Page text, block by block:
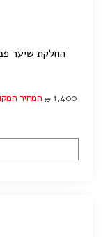
החלקת שיער
₪ 1,400 המחיר המקורי